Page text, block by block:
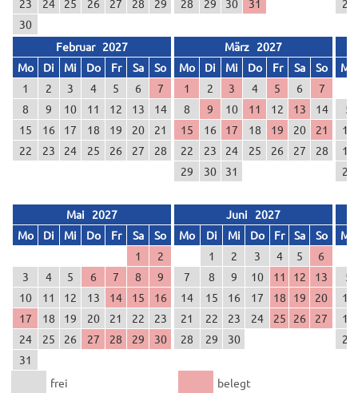
23
24 25 26 27 28
29
30
28
29 30 31
25
Februar 2027
Mo
Di Mi Do Fr Sa
So
1
2 3 4 5 6
7
8
9 10 11 12 13
14
15
16 17 18 19 20
21
22
23 24 25 26 27 28
März 2027
Mo
Di Mi Do Fr Sa
So
1
2 3 4 5 6
7
8
9 10 11 12 13
14
15
16 17 18 19 20
21
22
23 24 25 26 27
28
29
30 31
Mo
5
12
19
26
Mai 2027
Mo
Di Mi Do Fr Sa
So
1
2
3
4 5 6 7 8
9
10
11 12 13 14 15
16
17
18 19 20 21 22
23
24
25 26 27 28 29
30
31
Juni 2027
Mo
Di Mi Do Fr Sa
So
1
2 3 4 5
6
7
8 9 10 11 12
13
14
15 16 17 18 19
20
21
22 23 24 25 26
27
28
29 30
Mo
5
12
19
26
frei belegt